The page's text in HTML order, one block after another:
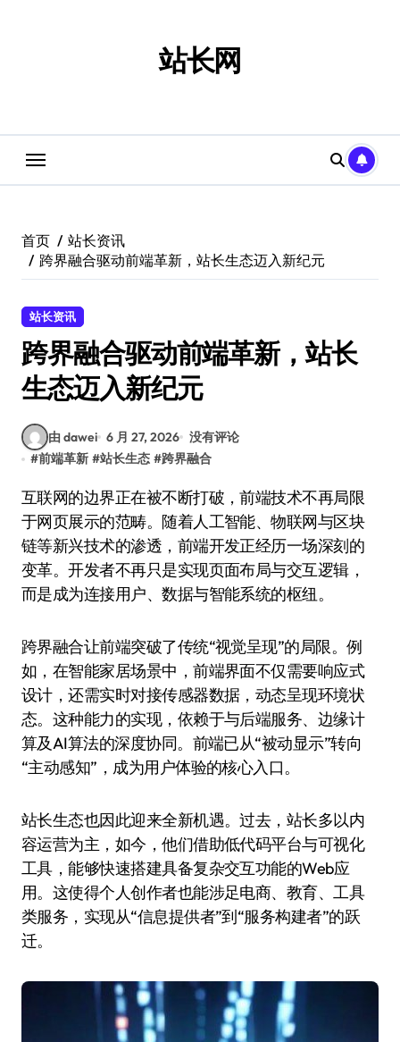
站长网
首页
站长资讯
跨界融合驱动前端革新，站长生态迈入新纪元
站长资讯
跨界融合驱动前端革新，站长
生态迈入新纪元
由 dawei 6 月 27, 2026 没有评论
#前端革新 #站长生态 #跨界融合
互联网的边界正在被不断打破，前端技术不再局限
于网页展示的范畴。随着人工智能、物联网与区块
链等新兴技术的渗透，前端开发正经历一场深刻的
变革。开发者不再只是实现页面布局与交互逻辑，
而是成为连接用户、数据与智能系统的枢纽。
跨界融合让前端突破了传统“视觉呈现”的局限。例
如，在智能家居场景中，前端界面不仅需要响应式
设计，还需实时对接传感器数据，动态呈现环境状
态。这种能力的实现，依赖于与后端服务、边缘计
算及AI算法的深度协同。前端已从“被动显示”转向
“主动感知”，成为用户体验的核心入口。
站长生态也因此迎来全新机遇。过去，站长多以内
容运营为主，如今，他们借助低代码平台与可视化
工具，能够快速搭建具备复杂交互功能的Web应
用。这使得个人创作者也能涉足电商、教育、工具
类服务，实现从“信息提供者”到“服务构建者”的跃
迁。